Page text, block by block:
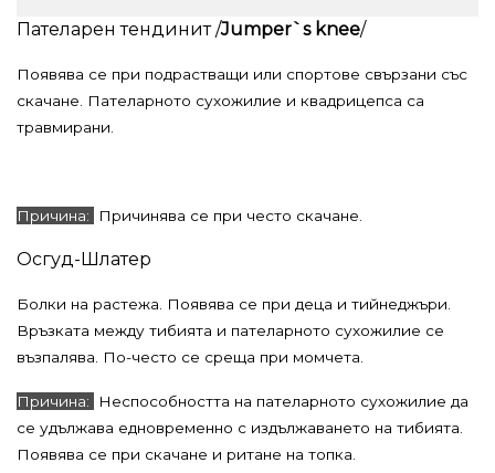
Пателарен тендинит /Jumper`s knee/
Появява се при подрастващи или спортове свързани със
скачане. Пателарното сухожилие и квадрицепса са
травмирани.
Причина: Причинява се при често скачане.
Осгуд-Шлатер
Болки на растежа. Появява се при деца и тийнеджъри.
Връзката между тибията и пателарното сухожилие се
възпалява. По-често се среща при момчета.
Причина:
Неспособността на пателарното сухожилие да
се удължава едновременно с издължаването на тибията.
Появява се при скачане и ритане на топка.